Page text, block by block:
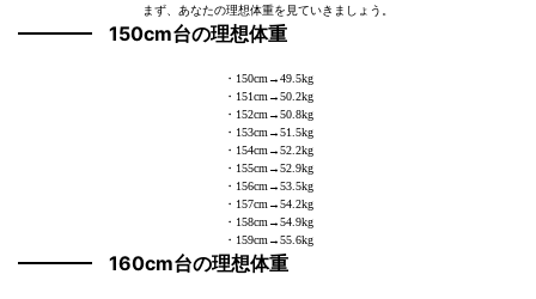
まず、あなたの理想体重を見ていきましょう。
150cm台の理想体重
・150cm→49.5kg
・151cm→50.2kg
・152cm→50.8kg
・153cm→51.5kg
・154cm→52.2kg
・155cm→52.9kg
・156cm→53.5kg
・157cm→54.2kg
・158cm→54.9kg
・159cm→55.6kg
160cm台の理想体重